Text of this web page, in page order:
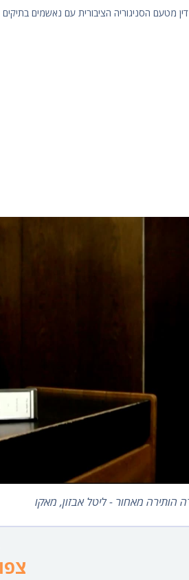
מטעם הסניגוריה הציבורית עם נאשמים
מאחור - ליטל אבזון, מאקו